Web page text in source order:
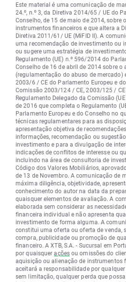
Este material é uma comunicação de
24.º, n.º 3, da Diretiva 2014/65 / UE do
Conselho, de 15 de maio de 2014, sobre
instrumentos financeiros e que altera a
Diretiva 2011/61/ UE (MiFID II). A
uma recomendação de investimento ou
ou sugere uma estratégia de
Regulamento (UE) n.º 596/2014 do
Conselho de 16 de abril de 2014 sobre o
(regulamentação do abuso de mercado)
2003/6 / CE do Parlamento Europeu e
Comissão 2003/124 / CE, 2003/125 /
Regulamento Delegado da Comissão
de 2016 que completa o Regulamento
Parlamento Europeu e do Conselho no
técnicas regulamentares para as
apresentação objetiva de
informações, recomendação ou
investimento e para a divulgação de
indicações de conflitos de interesse ou
incluindo na área de consultoria de
Código dos Valores Mobiliários,
de 13 de Novembro. A comunicação de
máxima diligência, objetividade,
conhecimento do autor na data da
quaisquer elementos de avaliação. A
elaborada sem considerar as
financeira individual e não apresenta
investimento de forma alguma. A
constitui uma oferta ou oferta de venda,
compra, publicidade ou promoção de
financeiro. A XTB, S.A. - Sucursal em
por quaisqueraçõesou omissões do
aquisição ou alienação de instrumentos
aceitará a responsabilidade por
sem limitação, qualquer perda que